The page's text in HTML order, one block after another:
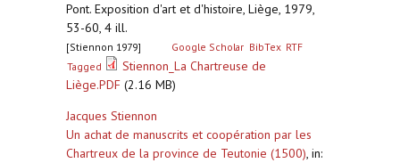
Pont. Exposition d'art et d'histoire, Liège, 1979,
53-60, 4 ill.
[Stiennon 1979] Google Scholar BibTex RTF
Tagged
Stiennon_La Chartreuse de
Liège.PDF (2.16 MB)
Jacques Stiennon
Un achat de manuscrits et coopération par les
Chartreux de la province de Teutonie (1500), in: